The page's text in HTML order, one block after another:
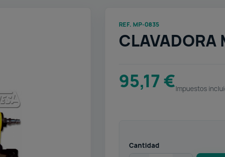
REF. MP-0835
95,17 €Impuestos
Cantidad